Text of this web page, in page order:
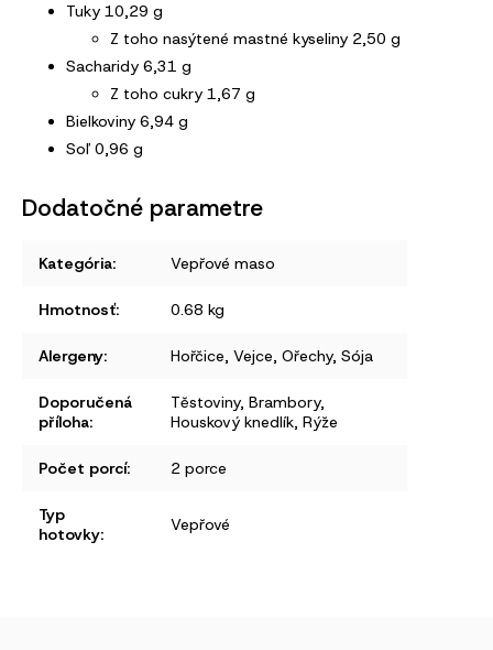
Tuky 10,29 g
Z toho nasýtené mastné kyseliny 2,50 g
Sacharidy 6,31 g
Z toho cukry 1,67 g
Bielkoviny 6,94 g
Soľ 0,96 g
Dodatočné parametre
Kategória: Vepřové maso
Hmotnosť: 0.68 kg
Alergeny: Hořčice, Vejce, Ořechy, Sója
Doporučená
příloha:
Těstoviny, Brambory,
Houskový knedlík, Rýže
Počet porcí: 2 porce
Typ
hotovky: Vepřové